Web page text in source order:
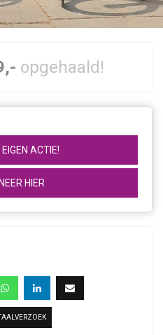
opgehaald!
ACTIE!
HIER